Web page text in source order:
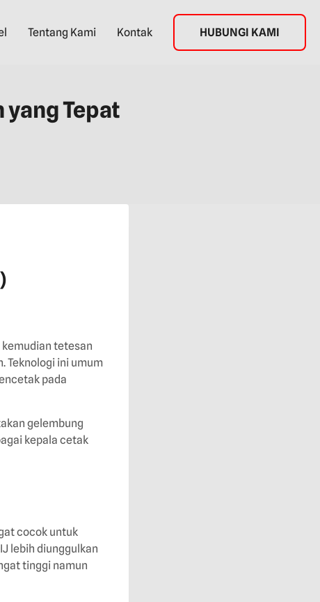
Tentang Kami Kontak HUBUNGI KAMI
yang Tepat
tetesan
Teknologi ini umum
pada
gelembung
kepala cetak
cocok untuk
lebih diunggulkan
tinggi namun